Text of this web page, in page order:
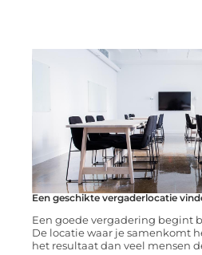
Een geschikte vergaderlocatie
Een goede vergadering begint
De locatie waar je samenkomt
het resultaat dan veel mensen